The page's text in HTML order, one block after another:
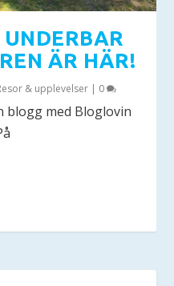
ÄR HÄR!
& upplevelser | 0
blogg med Bloglovin